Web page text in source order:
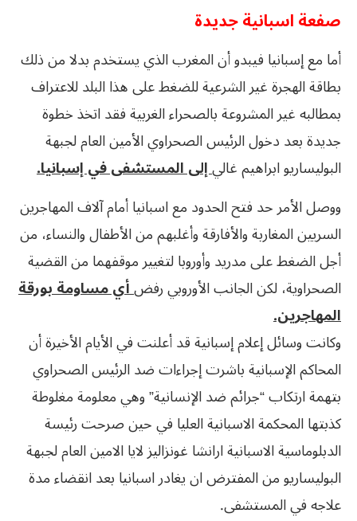
صفعة اسبانية جديدة
أما مع إسبانيا فيبدو أن المغرب الذي يستخدم بدلا من ذلك
بطاقة الهجرة غير الشرعية للضغط على هذا البلد للاعتراف
بمطالبه غير المشروعة بالصحراء الغربية فقد اتخذ خطوة
جديدة بعد دخول الرئيس الصحراوي الأمين العام لجبهة
البوليساريو ابراهيم غاليإلى المستشفى في إسبانيا.
ووصل الأمر حد فتح الحدود مع اسبانيا أمام آلاف المهاجرين
السريين المغاربة والأفارقة وأغلبهم من الأطفال والنساء، من
أجل الضغط على مدريد وأوروبا لتغيير موقفهما من القضية
الصحراوية، لكن الجانب الأوروبي رفضأي مساومة بورقة
المهاجرين.
وكانت وسائل إعلام إسبانية قد أعلنت في الأيام الأخيرة أن
المحاكم الإسبانية باشرت إجراءات ضد الرئيس الصحراوي
بتهمة ارتكاب “جرائم ضد الإنسانية” وهي معلومة مغلوطة
كذبتها المحكمة الاسبانية العليا في حين صرحت رئيسة
الدبلوماسية الاسبانية ارانشا غونزاليز لايا الامين العام لجبهة
البوليساريو من المفترض ان يغادر اسبانيا بعد انقضاء مدة
علاجه في المستشفى.